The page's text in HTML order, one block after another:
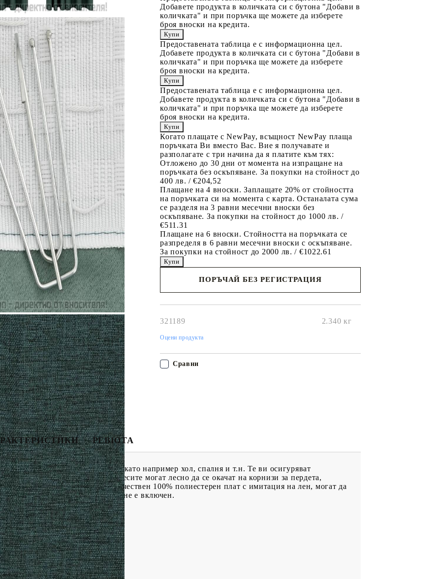
Добавете продукта в количката си с бутона "Добави в
количката" и при поръчка ще можете да изберете
броя вноски на кредита.
Предоставената таблица е с информационна цел.
Добавете продукта в количката си с бутона "Добави в
количката" и при поръчка ще можете да изберете
броя вноски на кредита.
Предоставената таблица е с информационна цел.
Добавете продукта в количката си с бутона "Добави в
количката" и при поръчка ще можете да изберете
броя вноски на кредита.
Когато плащате с NewPay, всъщност NewPay плаща
поръчката Ви вместо Вас. Вие я получавате и
разполагате с три начина да я платите към тях:
Отложено до 30 дни от момента на изпращане на
поръчката без оскъпяване. За покупки на стойност до
400 лв. / €204,52
Плащане на 4 вноски. Заплащате 20% от стойността
на поръчката си на момента с карта. Останалата сума
се разделя на 3 равни месечни вноски без
оскъпяване. За покупки на стойност до 1000 лв. /
€511.31
Плащане на 6 вноски. Стойността на поръчката се
разпределя в 6 равни месечни вноски с оскъпяване.
За покупки на стойност до 2000 лв. / €1022.61
ПОРЪЧАЙ БЕЗ РЕГИСТРАЦИЯ
321189 2.340 кг
Оцени продукта
Сравни
РЕВЮТА
подходящи за всеки интериор, като например хол, спалня и т.н. Те ви осигуряват
от входящата светлина. Завесите могат лесно да се окачат на корнизи за пердета,
изработени от висококачествен 100% полиестерен плат с имитация на лен, могат да
внимание: Корнизът за пердета не е включен.